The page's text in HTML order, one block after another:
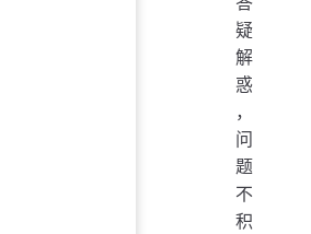
疑
解
惑
，
问
题
不
积